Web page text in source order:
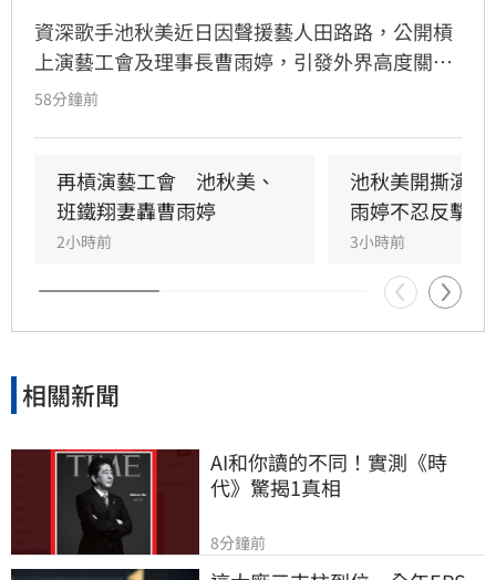
資深歌手池秋美近日因聲援藝人田路路，公開槓
上演藝工會及理事長曹雨婷，引發外界高度關
注。池秋美過去曾以《小風帆》一曲紅遍大街小
發她通告就會斷手斷腳，導致演藝事業一落千
丈，從一週七天通告的當紅歌手淪為過往雲煙。
58分鐘前
再槓演藝工會　池秋美、
班鐵翔妻轟曹雨婷
2小時前
池秋美開撕演
雨婷不忍反擊了
3小時前
相關新聞
AI和你讀的不同！實測《時
代》驚揭1真相
8分鐘前